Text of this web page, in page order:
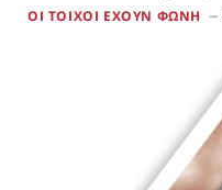
ΟΙ ΤΟΙΧΟΙ ΕΧΟΥΝ ΦΩΝΗ